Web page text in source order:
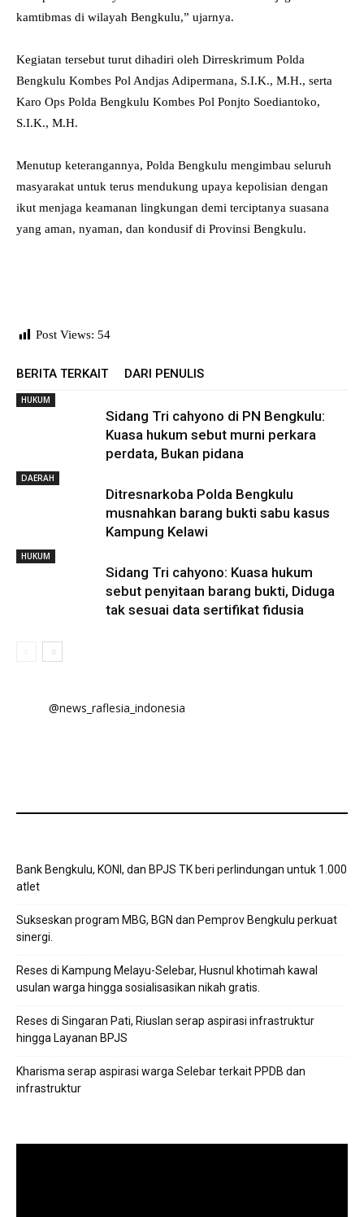
kamtibmas di wilayah Bengkulu,” ujarnya.
‎Kegiatan tersebut turut dihadiri oleh Dirreskrimum Polda
Bengkulu Kombes Pol Andjas Adipermana, S.I.K., M.H., serta
Karo Ops Polda Bengkulu Kombes Pol Ponjto Soediantoko,
S.I.K., M.H.
‎Menutup keterangannya, Polda Bengkulu mengimbau seluruh
masyarakat untuk terus mendukung upaya kepolisian dengan
ikut menjaga keamanan lingkungan demi terciptanya suasana
yang aman, nyaman, dan kondusif di Provinsi Bengkulu.
Post Views: 54
BERITA TERKAIT DARI PENULIS
HUKUM
Sidang Tri cahyono di PN Bengkulu:
Kuasa hukum sebut murni perkara
perdata, Bukan pidana
DAERAH
Ditresnarkoba Polda Bengkulu
musnahkan barang bukti sabu kasus
Kampung Kelawi
HUKUM
Sidang Tri cahyono: Kuasa hukum
sebut penyitaan barang bukti, Diduga
tak sesuai data sertifikat fidusia
@news_raflesia_indonesia
Bank Bengkulu, KONI, dan BPJS TK beri perlindungan untuk 1.000
atlet
Sukseskan program MBG, BGN dan Pemprov Bengkulu perkuat
sinergi.
Reses di Kampung Melayu-Selebar, Husnul khotimah kawal
usulan warga hingga sosialisasikan nikah gratis.
Reses di Singaran Pati, Riuslan serap aspirasi infrastruktur
hingga Layanan BPJS
Kharisma serap aspirasi warga Selebar terkait PPDB dan
infrastruktur